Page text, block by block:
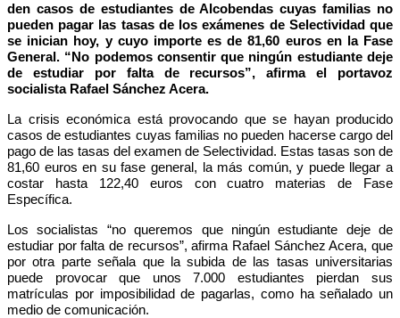
den casos de estudiantes de Alcobendas cuyas familias no
pueden pagar las tasas de los exámenes de Selectividad que
se inician hoy, y cuyo importe es de 81,60 euros en la Fase
General. “No podemos consentir que ningún estudiante deje
de estudiar por falta de recursos”, afirma el portavoz
socialista Rafael Sánchez Acera.
La crisis económica está provocando que se hayan producido
casos de estudiantes cuyas familias no pueden hacerse cargo del
pago de las tasas del examen de Selectividad. Estas tasas son de
81,60 euros en su fase general, la más común, y puede llegar a
costar hasta 122,40 euros con cuatro materias de Fase
Específica.
Los socialistas “no queremos que ningún estudiante deje de
estudiar por falta de recursos”, afirma Rafael Sánchez Acera, que
por otra parte señala que la subida de las tasas universitarias
puede provocar que unos 7.000 estudiantes pierdan sus
matrículas por imposibilidad de pagarlas, como ha señalado un
medio de comunicación.